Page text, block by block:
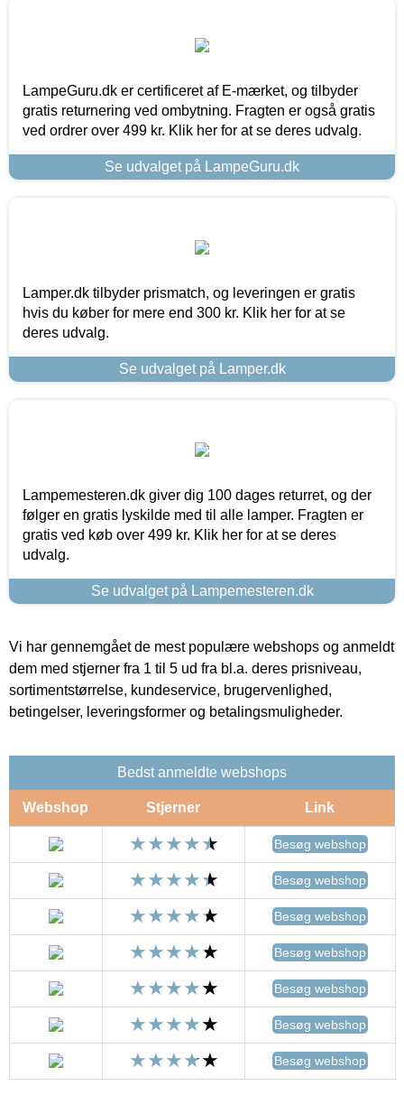
LampeGuru.dk er certificeret af E-mærket, og tilbyder
gratis returnering ved ombytning. Fragten er også gratis
ved ordrer over 499 kr. Klik her for at se deres udvalg.
Se udvalget på LampeGuru.dk
Lamper.dk tilbyder prismatch, og leveringen er gratis
hvis du køber for mere end 300 kr. Klik her for at se
deres udvalg.
Se udvalget på Lamper.dk
Lampemesteren.dk giver dig 100 dages returret, og der
følger en gratis lyskilde med til alle lamper. Fragten er
gratis ved køb over 499 kr. Klik her for at se deres
udvalg.
Se udvalget på Lampemesteren.dk
Vi har gennemgået de mest populære webshops og anmeldt
dem med stjerner fra 1 til 5 ud fra bl.a. deres prisniveau,
sortimentstørrelse, kundeservice, brugervenlighed,
betingelser, leveringsformer og betalingsmuligheder.
Bedst anmeldte webshops
Webshop Stjerner Link
Besøg webshop
Besøg webshop
Besøg webshop
Besøg webshop
Besøg webshop
Besøg webshop
Besøg webshop